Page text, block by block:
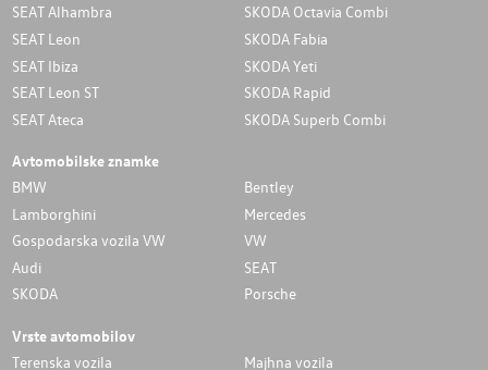
SEAT Alhambra
SEAT Leon
SEAT Ibiza
SEAT Leon ST
SEAT Ateca
SKODA Octavia Combi
SKODA Fabia
SKODA Yeti
SKODA Rapid
SKODA Superb Combi
Avtomobilske znamke
BMW
Bentley
Lamborghini
Mercedes
Gospodarska vozila VW
VW
Audi
SEAT
SKODA
Porsche
Vrste avtomobilov
Terenska vozila
Majhna vozila